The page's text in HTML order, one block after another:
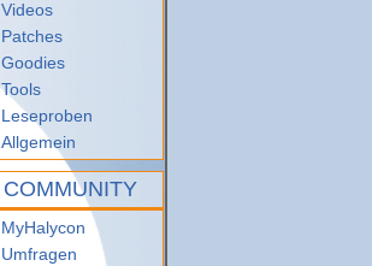
Videos
Patches
Goodies
Tools
Leseproben
Allgemein
COMMUNITY
MyHalycon
Umfragen